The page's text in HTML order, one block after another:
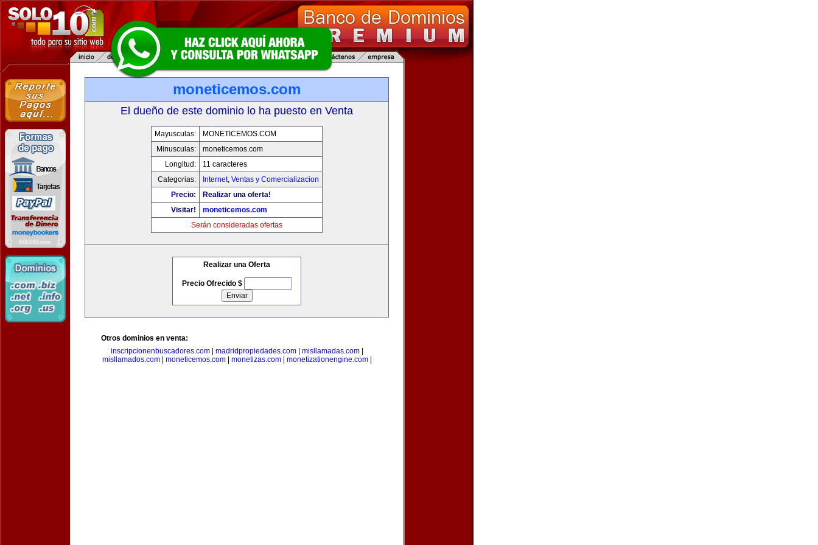
moneticemos.com
El dueño de este dominio lo ha puesto en Venta
Mayusculas:
MONETICEMOS.COM
Minusculas:
moneticemos.com
Longitud:
11 caracteres
Categorias:
Internet, Ventas y Comercializacion
Precio:
Realizar una oferta!
Visitar!
moneticemos.com
Serán consideradas ofertas
Realizar una Oferta
Precio Ofrecido $
Otros dominios en venta:
inscripcionenbuscadores.com| madridpropiedades.com| misllamadas.com|
misllamados.com| moneticemos.com| monetizas.com| monetizationengine.com|